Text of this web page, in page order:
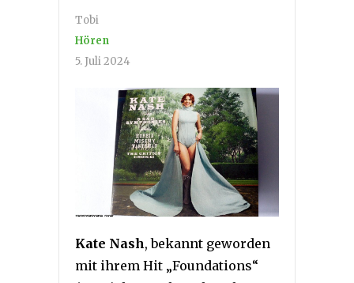
Tobi
Hören
5. Juli 2024
Kate Nash, bekannt geworden
mit ihrem Hit „Foundations“